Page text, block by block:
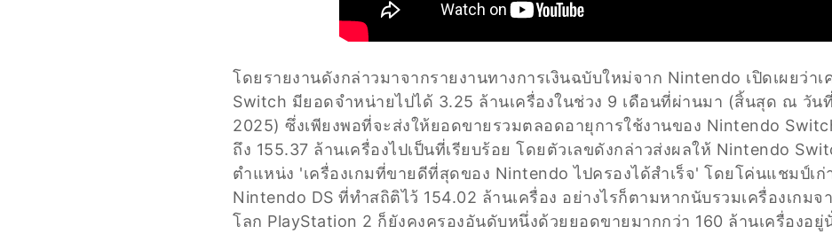
โดยรายงานดังกล่าวมาจากรายงานทางการเงินฉบับใหม่จาก Nintendo เปิดเผยว่า
Switch มียอดจำหน่ายไปได้ 3.25 ล้านเครื่องในช่วง 9 เดือนที่ผ่านมา (สิ้นสุด ณ วัน
2025) ซึ่งเพียงพอที่จะส่งให้ยอดขายรวมตลอดอายุการใช้งานของ Nintendo
ถึง 155.37 ล้านเครื่องไปเป็นที่เรียบร้อย โดยตัวเลขดังกล่าวส่งผลให้ Nintendo
ตำแหน่ง 'เครื่องเกมที่ขายดีที่สุดของ Nintendo ไปครองได้สำเร็จ' โดยโค่นแชมป์เก่
Nintendo DS ที่ทำสถิติไว้ 154.02 ล้านเครื่อง อย่างไรก็ตามหากนับรวมเครื่องเกม
โลก PlayStation 2 ก็ยังคงครองอันดับหนึ่งด้วยยอดขายมากกว่า 160 ล้านเครื่องอยู่